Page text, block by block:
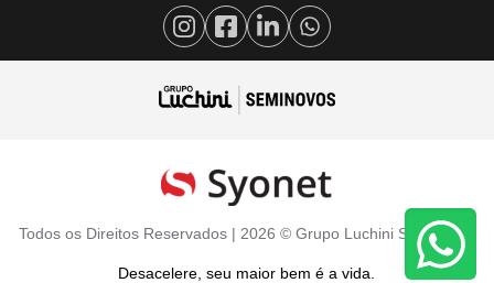
Todos os Direitos Reservados | 2026 © Grupo Luchini Seminovos
Desacelere, seu maior bem é a vida.